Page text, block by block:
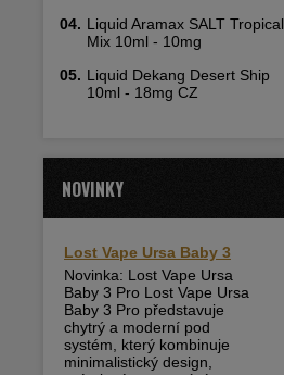
04. Liquid Aramax SALT Tropical
Mix 10ml - 10mg
05. Liquid Dekang Desert Ship
10ml - 18mg CZ
NOVINKY
Lost Vape Ursa Baby 3
Novinka: Lost Vape Ursa
Baby 3 Pro Lost Vape Ursa
Baby 3 Pro představuje
chytrý a moderní pod
systém, který kombinuje
minimalistický design,